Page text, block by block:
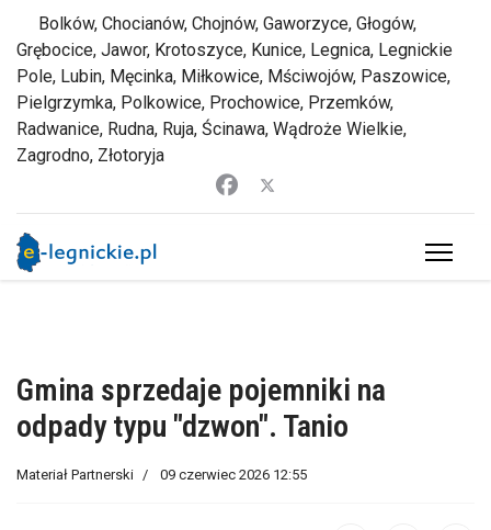
Bolków, Chocianów, Chojnów, Gaworzyce, Głogów,
Grębocice, Jawor, Krotoszyce, Kunice, Legnica, Legnickie
Pole, Lubin, Męcinka, Miłkowice, Mściwojów, Paszowice,
Pielgrzymka, Polkowice, Prochowice, Przemków,
Radwanice, Rudna, Ruja, Ścinawa, Wądroże Wielkie,
Zagrodno, Złotoryja
Gmina sprzedaje pojemniki na
odpady typu "dzwon". Tanio
Materiał Partnerski 09 czerwiec 2026 12:55